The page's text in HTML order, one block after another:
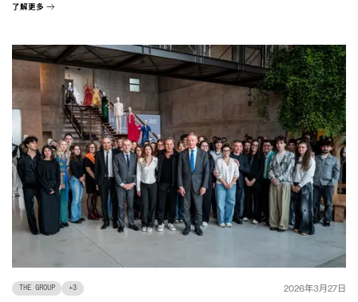
了解更多
THE GROUP +3 2026年3月27日